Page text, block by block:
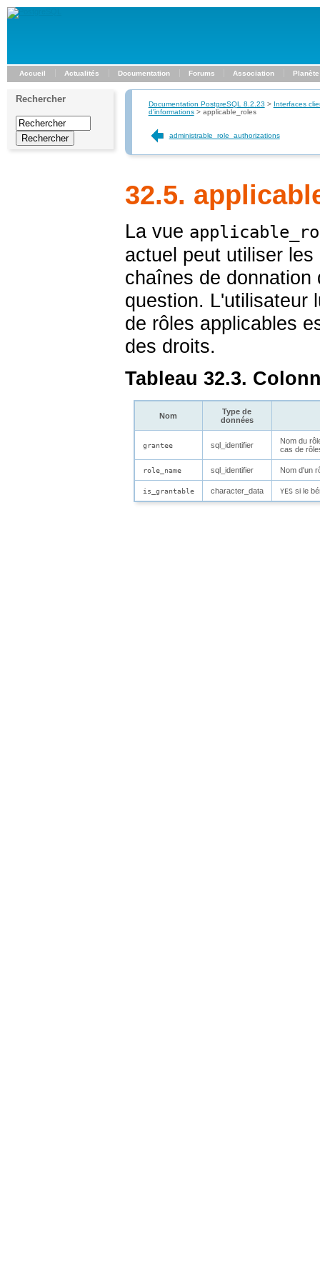
Accueil Actualités Documentation Forums Association Planète
Rechercher Documentation PostgreSQL 8.2.23 > Interfaces
d'informations> applicable_roles
administrable_role_authorizations
32.5.
La vue
actuel peut utiliser
chaînes de donnation
question. L'utilisateur
de rôles applicables
des droits.
Tableau 32.3.
Nom
Type de
données
grantee sql_identifier
Nom du
cas de
role_name sql_identifier Nom d'un
is_grantable character_data YESsi le